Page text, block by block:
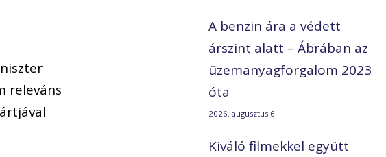
releváns
A benzin ára a védett
árszint alatt – Ábrában az
üzemanyagforgalom 2023
óta
2026. augusztus 6.
Kiváló filmekkel együtt